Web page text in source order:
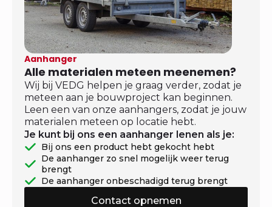
Aanhanger
Alle materialen meteen meenemen?
Wij bij VEDG helpen je graag verder, zodat je
meteen aan je bouwproject kan beginnen.
Leen een van onze aanhangers, zodat je jouw
materialen meteen op locatie hebt.
Je kunt bij ons een aanhanger lenen als je:
Bij ons een product hebt gekocht hebt
De aanhanger zo snel mogelijk weer terug
brengt
De aanhanger onbeschadigd terug brengt
Contact opnemen